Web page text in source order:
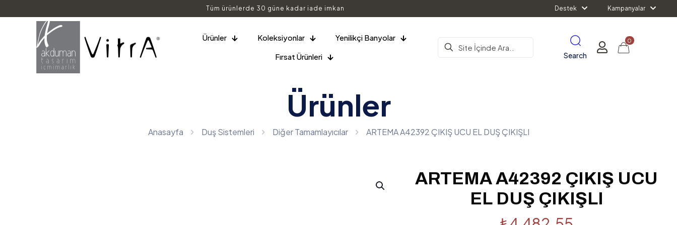
Tüm ürünlerde 30 güne kadar iade imkan Destek Kampanyalar
Ürünler Koleksiyonlar
Yenilikçi Banyolar
Fırsat Ürünleri
Search
0
Ürünler
Anasayfa Duş Sistemleri Diğer Tamamlayıcılar ARTEMA A42392 ÇIKIŞ UCU EL DUŞ ÇIKIŞLI
ARTEMA A42392 ÇIKIŞ UCU
EL DUŞ ÇIKIŞLI